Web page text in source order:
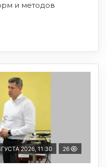
и методов
2026, 11:30 26